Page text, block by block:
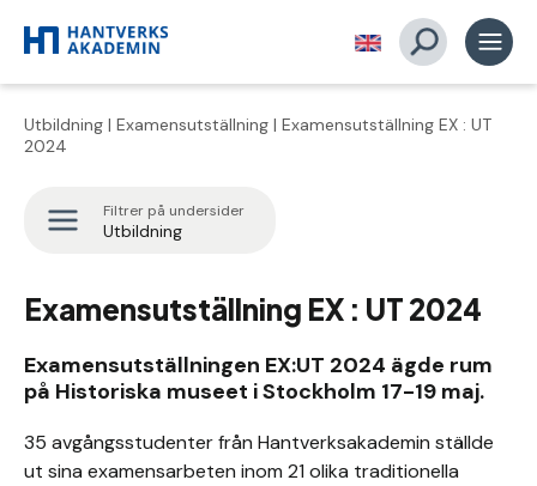
Utbildning | Examensutställning | Examensutställning EX : UT
2024
Filtrer på undersider
Utbildning
Examensutställning EX : UT 2024
Examensutställningen EX:UT 2024 ägde rum
på Historiska museet i Stockholm 17-19 maj.
35 avgångsstudenter från Hantverksakademin ställde
ut sina examensarbeten inom 21 olika traditionella